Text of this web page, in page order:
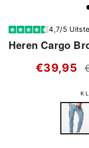
4,7/5
Heren Cargo
€39,95